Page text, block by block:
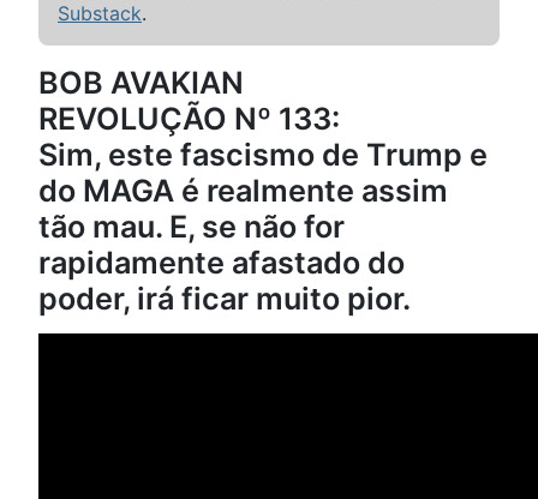
Substack.
BOB AVAKIAN
REVOLUÇÃO Nº 133:
Sim, este fascismo de Trump e
do MAGA é realmente assim
tão mau. E, se não for
rapidamente afastado do
poder, irá ficar muito pior.